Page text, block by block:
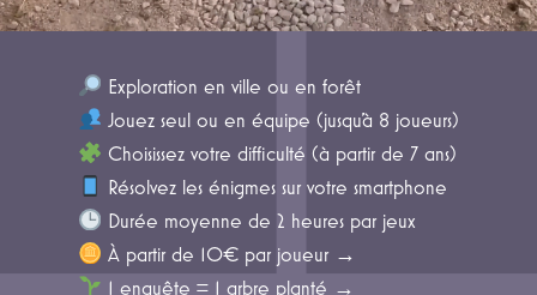
Exploration en ville ou en forêt
Jouez seul ou en équipe (jusqu’à 8 joueurs)
Choisissez votre difficulté (à partir de 7 ans)
Résolvez les énigmes sur votre smartphone
Durée moyenne de 2 heures par jeux
À partir de 10€ par joueur →
1 enquête = 1 arbre planté →